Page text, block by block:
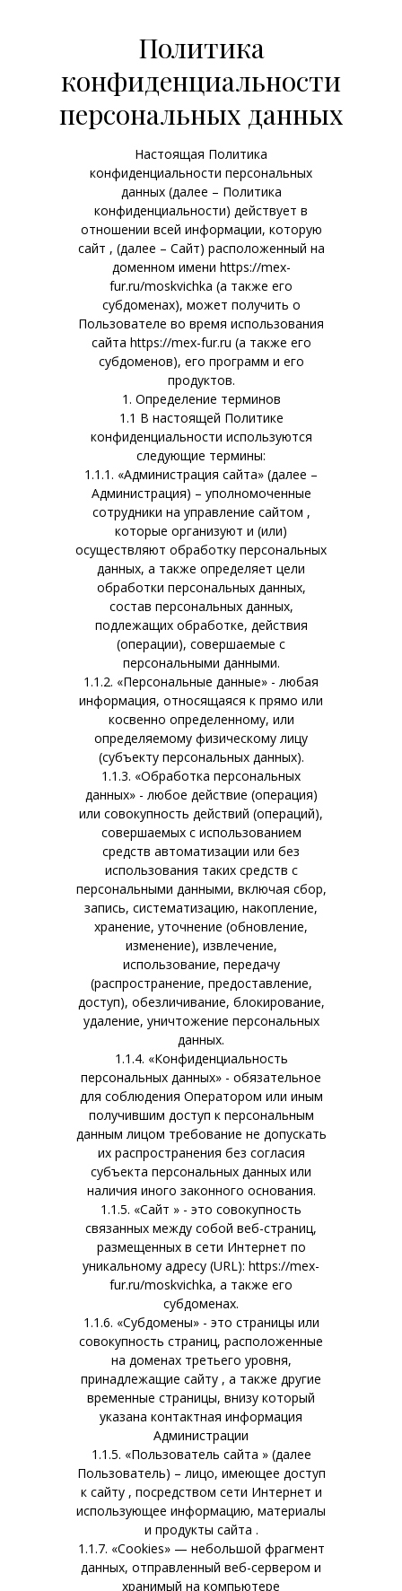
Политика
конфиденциальности
персональных данных
Настоящая Политика
конфиденциальности персональных
данных (далее – Политика
конфиденциальности) действует в
отношении всей информации, которую
сайт , (далее – Сайт) расположенный на
доменном имени https://mex-
fur.ru/moskvichka (а также его
субдоменах), может получить о
Пользователе во время использования
сайта https://mex-fur.ru (а также его
субдоменов), его программ и его
продуктов.
1. Определение терминов
1.1 В настоящей Политике
конфиденциальности используются
следующие термины:
1.1.1. «Администрация сайта» (далее –
Администрация) – уполномоченные
сотрудники на управление сайтом ,
которые организуют и (или)
осуществляют обработку персональных
данных, а также определяет цели
обработки персональных данных,
состав персональных данных,
подлежащих обработке, действия
(операции), совершаемые с
персональными данными.
1.1.2. «Персональные данные» - любая
информация, относящаяся к прямо или
косвенно определенному, или
определяемому физическому лицу
(субъекту персональных данных).
1.1.3. «Обработка персональных
данных» - любое действие (операция)
или совокупность действий (операций),
совершаемых с использованием
средств автоматизации или без
использования таких средств с
персональными данными, включая сбор,
запись, систематизацию, накопление,
хранение, уточнение (обновление,
изменение), извлечение,
использование, передачу
(распространение, предоставление,
доступ), обезличивание, блокирование,
удаление, уничтожение персональных
данных.
1.1.4. «Конфиденциальность
персональных данных» - обязательное
для соблюдения Оператором или иным
получившим доступ к персональным
данным лицом требование не допускать
их распространения без согласия
субъекта персональных данных или
наличия иного законного основания.
1.1.5. «Сайт » - это совокупность
связанных между собой веб-страниц,
размещенных в сети Интернет по
уникальному адресу (URL): https://mex-
fur.ru/moskvichka, а также его
субдоменах.
1.1.6. «Субдомены» - это страницы или
совокупность страниц, расположенные
на доменах третьего уровня,
принадлежащие сайту , а также другие
временные страницы, внизу который
указана контактная информация
Администрации
1.1.5. «Пользователь сайта » (далее
Пользователь) – лицо, имеющее доступ
к сайту , посредством сети Интернет и
использующее информацию, материалы
и продукты сайта .
1.1.7. «Cookies» — небольшой фрагмент
данных, отправленный веб-сервером и
хранимый на компьютере